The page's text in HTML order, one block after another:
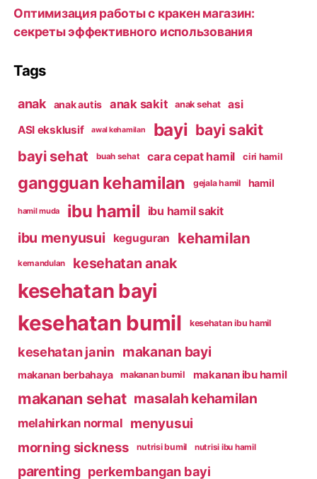
Оптимизация работы с кракен магазин:
секреты эффективного использования
Tags
anak anak autis anak sakit anak sehat
asi
ASI eksklusif
awal kehamilan bayi bayi sakit
bayi sehat buah sehat cara cepat hamil ciri hamil
gangguan kehamilan gejala hamil hamil
hamil muda ibu hamil ibu hamil sakit
ibu menyusui keguguran kehamilan
kemandulan kesehatan anak
kesehatan bayi
kesehatan bumil kesehatan ibu hamil
kesehatan janin makanan bayi
makanan berbahaya makanan bumil makanan ibu hamil
makanan sehat masalah kehamilan
melahirkan normal menyusui
morning sickness nutrisi bumil nutrisi ibu hamil
parenting perkembangan bayi